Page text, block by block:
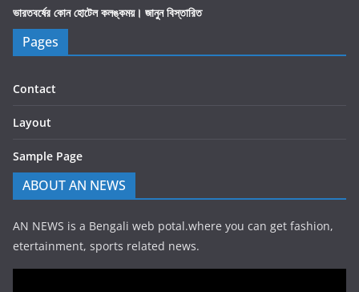
ভারতবর্ষের কোন হোটেল কলঙ্কময়। জানুন বিস্তারিত
Pages
Contact
Layout
Sample Page
ABOUT AN NEWS
AN NEWS is a Bengali web potal.where you can get fashion,
etertainment, sports related news.